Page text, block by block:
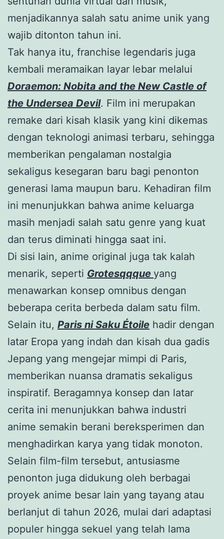
menjadikannya salah satu anime unik yang
wajib ditonton tahun ini.
Tak hanya itu, franchise legendaris juga
kembali meramaikan layar lebar melalui
Doraemon: Nobita and the New Castle of
the Undersea Devil. Film ini merupakan
remake dari kisah klasik yang kini dikemas
dengan teknologi animasi terbaru, sehingga
memberikan pengalaman nostalgia
sekaligus kesegaran baru bagi penonton
generasi lama maupun baru. Kehadiran film
ini menunjukkan bahwa anime keluarga
masih menjadi salah satu genre yang kuat
dan terus diminati hingga saat ini.
Di sisi lain, anime original juga tak kalah
menarik, seperti Grotesqqque yang
menawarkan konsep omnibus dengan
beberapa cerita berbeda dalam satu film.
Selain itu, Paris ni Saku Étoile hadir dengan
latar Eropa yang indah dan kisah dua gadis
Jepang yang mengejar mimpi di Paris,
memberikan nuansa dramatis sekaligus
inspiratif. Beragamnya konsep dan latar
cerita ini menunjukkan bahwa industri
anime semakin berani bereksperimen dan
menghadirkan karya yang tidak monoton.
Selain film-film tersebut, antusiasme
penonton juga didukung oleh berbagai
proyek anime besar lain yang tayang atau
berlanjut di tahun 2026, mulai dari adaptasi
populer hingga sekuel yang telah lama